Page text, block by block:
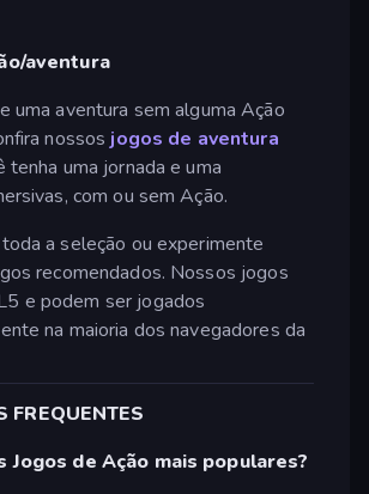
aventura
uma aventura sem alguma Ação
nossos jogos de aventura
tenha uma jornada e uma
com ou sem Ação.
a seleção ou experimente
recomendados. Nossos jogos
e podem ser jogados
na maioria dos navegadores da
FREQUENTES
Jogos de Ação mais populares?